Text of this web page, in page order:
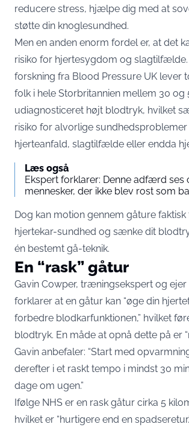
reducere stress, hjælpe dig med at
støtte din knoglesundhed.
Men en anden enorm fordel er, at det
risiko for hjertesygdom og
forskning fra Blood Pressure UK lever
folk i hele Storbritannien mellem 30 og
udiagnosticeret højt blodtryk, hvilket
risiko for alvorlige
hjerteanfald, slagtilfælde eller endda
Læs også
Ekspert forklarer: Denne adfærd ses
mennesker, der ikke blev rost som
Dog kan motion gennem gåture
hjertekar-sundhed og sænke dit
én bestemt gå-teknik.
En “rask” gåtur
Gavin Cowper, træningsekspert og ejer
forklarer at en gåtur kan “øge din
forbedre blodkarfunktionen,” hvilket
blodtryk. En måde at opnå dette på er
Gavin anbefaler: “Start med
derefter i et raskt tempo i mindst 30
dage om ugen.”
Ifølge NHS er en rask gåtur cirka 5
hvilket er “hurtigere end en